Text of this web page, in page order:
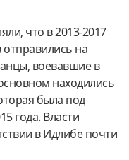
что в 2013-2017
отправились на
воевавшие в
находились
была под
года. Власти
в Идлибе почти